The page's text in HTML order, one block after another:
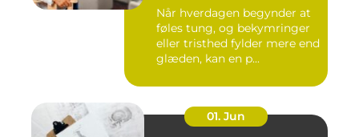
Når hverdagen begynder at
føles tung, og bekymringer
eller tristhed fylder mere end
glæden, kan en p...
01. Jun